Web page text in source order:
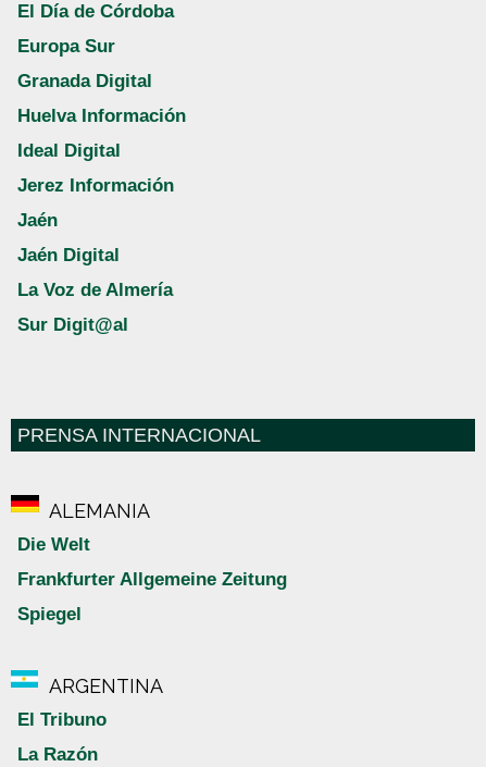
El Día de Córdoba
Europa Sur
Granada Digital
Huelva Información
Ideal Digital
Jerez Información
Jaén
Jaén Digital
La Voz de Almería
Sur Digit@al
PRENSA INTERNACIONAL
ALEMANIA
Die Welt
Frankfurter Allgemeine Zeitung
Spiegel
ARGENTINA
El Tribuno
La Razón